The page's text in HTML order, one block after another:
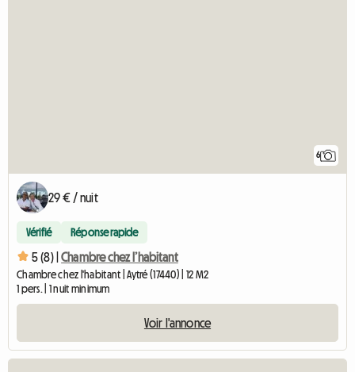
6
29 € / nuit
Vérifié Réponse rapide
5 (8) | Chambre chez l’habitant
Chambre chez l'habitant | Aytré (17440) | 12 M2
1 pers. | 1 nuit minimum
Voir l'annonce